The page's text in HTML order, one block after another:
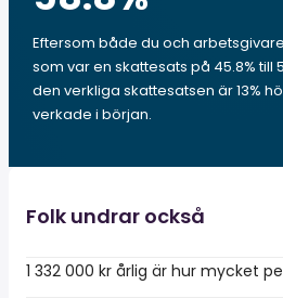
Eftersom både du och
som var en skattesats på 45.8% till
den verkliga skattesatsen är 13%
verkade i början.
Folk undrar också
1 332 000 kr årlig är hur mycket